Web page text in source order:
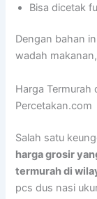
Bisa dicetak
Dengan bahan
wadah
Harga Termurah
Percetakan.com
Salah satu
harga grosir
termurah di
pcs dus nasi